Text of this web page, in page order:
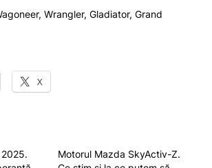
Wrangler, Gladiator, Grand
X
Motorul Mazda SkyActiv-Z.